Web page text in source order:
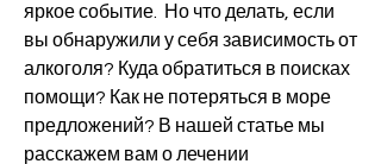
яркое событие.  Но что делать, если
вы обнаружили у себя зависимость от
алкоголя? Куда обратиться в поисках
помощи? Как не потеряться в море
предложений? В нашей статье мы
расскажем вам о лечении